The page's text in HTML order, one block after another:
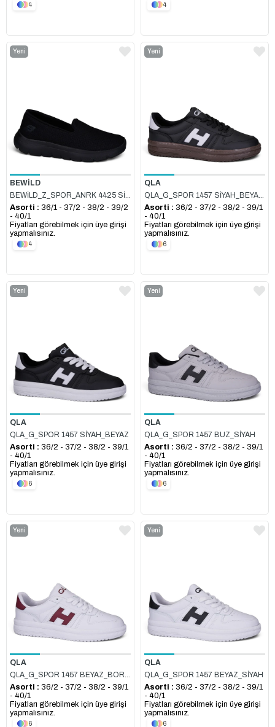
4 4
BEWİLD
BEWİLD_Z_SPOR_ANRK 4425 SİYAH_SİYAH
Yeni
Asorti : 36/1 - 37/2 - 38/2 - 39/2
- 40/1
Fiyatları görebilmek için üye girişi
yapmalısınız.
4
QLA
QLA_G_SPOR 1457 SİYAH_BEYAZ_KAHVE
Yeni
Asorti : 36/2 - 37/2 - 38/2 - 39/1
- 40/1
Fiyatları görebilmek için üye girişi
yapmalısınız.
6
QLA
QLA_G_SPOR 1457 SİYAH_BEYAZ
Yeni
Asorti : 36/2 - 37/2 - 38/2 - 39/1
- 40/1
Fiyatları görebilmek için üye girişi
yapmalısınız.
6
QLA
QLA_G_SPOR 1457 BUZ_SİYAH
Yeni
Asorti : 36/2 - 37/2 - 38/2 - 39/1
- 40/1
Fiyatları görebilmek için üye girişi
yapmalısınız.
6
QLA
Yeni
Asorti : 36/2 - 37/2 - 38/2 - 39/1
- 40/1
Fiyatları görebilmek için üye girişi
yapmalısınız.
6
QLA
QLA_G_SPOR 1457 BEYAZ_SİYAH
Yeni
Asorti : 36/2 - 37/2 - 38/2 - 39/1
- 40/1
Fiyatları görebilmek için üye girişi
yapmalısınız.
6